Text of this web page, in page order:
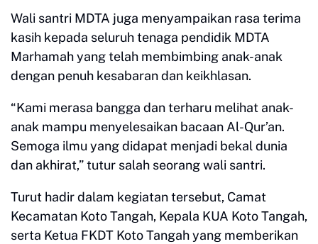
Wali santri MDTA juga menyampaikan rasa terima
kasih kepada seluruh tenaga pendidik MDTA
Marhamah yang telah membimbing anak-anak
dengan penuh kesabaran dan keikhlasan.
“Kami merasa bangga dan terharu melihat anak-
anak mampu menyelesaikan bacaan Al-Qur’an.
Semoga ilmu yang didapat menjadi bekal dunia
dan akhirat,” tutur salah seorang wali santri.
Turut hadir dalam kegiatan tersebut, Camat
Kecamatan Koto Tangah, Kepala KUA Koto Tangah,
serta Ketua FKDT Koto Tangah yang memberikan